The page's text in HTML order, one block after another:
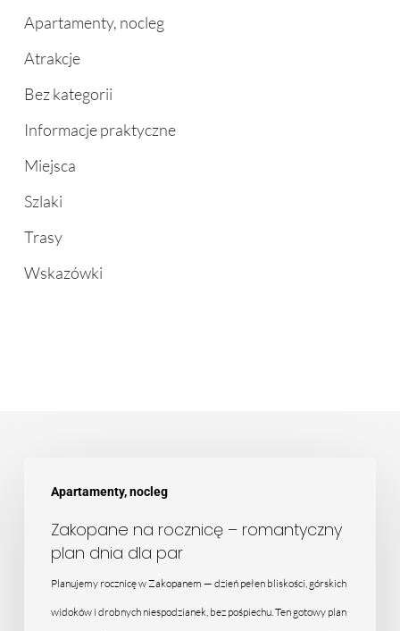
Apartamenty, nocleg
Atrakcje
Bez kategorii
Informacje praktyczne
Miejsca
Szlaki
Trasy
Wskazówki
Apartamenty, nocleg
rocznicę
romantyczny
plan
Zakopane na rocznicę – romantyczny
plan dnia dla par
Planujemy rocznicę w Zakopanem — dzień pełen bliskości, górskich
widoków i drobnych niespodzianek, bez pośpiechu. Ten gotowy plan